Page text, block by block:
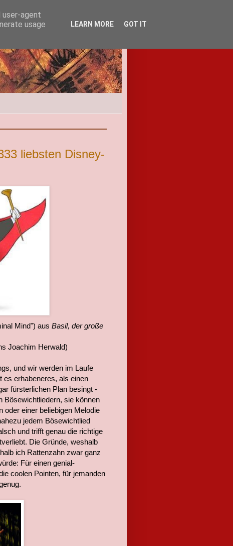
liebsten Disney-
Mind") aus Basil, der große
Joachim Herwald)
und wir werden im Laufe
es erhabeneres, als einen
fürsterlichen Plan besingt -
Bösewichtliedern, sie können
oder einer beliebigen Melodie
jedem Bösewichtlied
und trifft genau die richtige
Die Gründe, weshalb
ich Rattenzahn zwar ganz
Für einen genial-
coolen Pointen, für jemanden
user-agent
usage
LEARN MORE GOT IT